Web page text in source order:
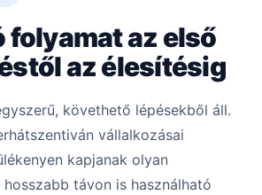
az első
az élesítésig
követhető lépésekből áll.
vállalkozásai
kapjanak olyan
távon is használható